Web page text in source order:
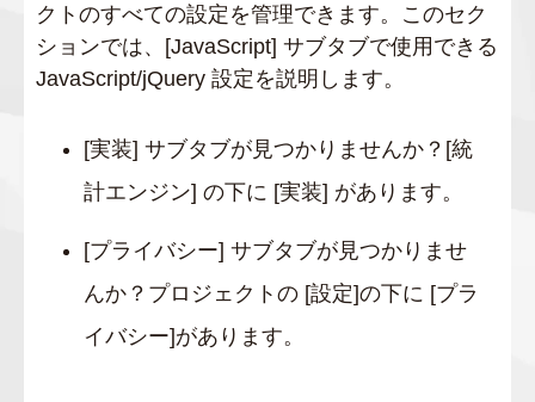
クトのすべての設定を管理できます。このセク
ションでは、[JavaScript] サブタブで使用できる
JavaScript/jQuery 設定を説明します。
[実装] サブタブが見つかりませんか？[統
計エンジン] の下に [実装] があります。
[プライバシー] サブタブが見つかりませ
んか？プロジェクトの [設定]の下に [プラ
イバシー]があります。